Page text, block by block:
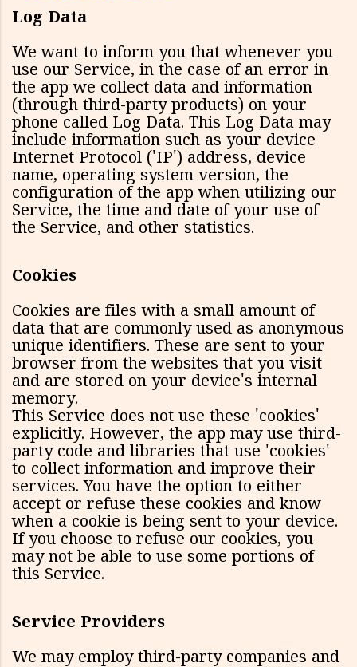
Log Data
We want to inform you that whenever you
use our Service, in the case of an error in
the app we collect data and information
(through third-party products) on your
phone called Log Data. This Log Data may
include information such as your device
Internet Protocol ('IP') address, device
name, operating system version, the
configuration of the app when utilizing our
Service, the time and date of your use of
the Service, and other statistics.
Cookies
Cookies are files with a small amount of
data that are commonly used as anonymous
unique identifiers. These are sent to your
browser from the websites that you visit
and are stored on your device's internal
memory.
This Service does not use these 'cookies'
explicitly. However, the app may use third-
party code and libraries that use 'cookies'
to collect information and improve their
services. You have the option to either
accept or refuse these cookies and know
when a cookie is being sent to your device.
If you choose to refuse our cookies, you
may not be able to use some portions of
this Service.
Service Providers
We may employ third-party companies and